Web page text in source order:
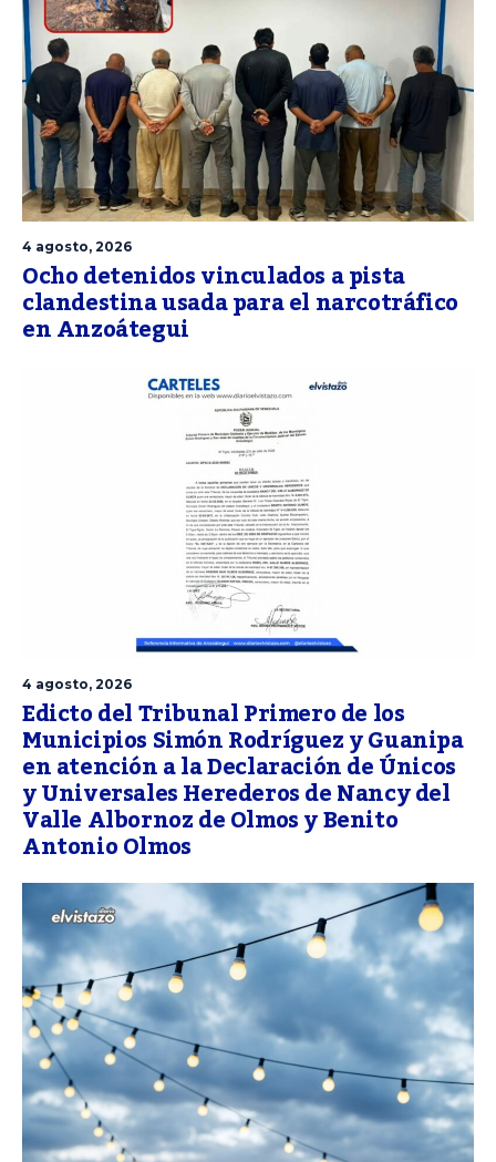
4 agosto, 2026
Ocho detenidos vinculados a pista
clandestina usada para el narcotráfico
en Anzoátegui
4 agosto, 2026
Edicto del Tribunal Primero de los
Municipios Simón Rodríguez y Guanipa
en atención a la Declaración de Únicos
y Universales Herederos de Nancy del
Valle Albornoz de Olmos y Benito
Antonio Olmos